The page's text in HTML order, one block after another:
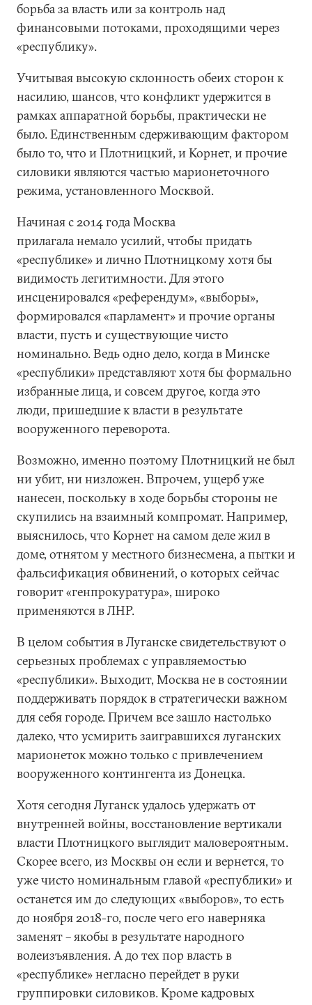
борьба за власть или за контроль над
финансовыми потоками, проходящими через
«республику».
Учитывая высокую склонность обеих сторон к
насилию, шансов, что конфликт удержится в
рамках аппаратной борьбы, практически не
было. Единственным сдерживающим фактором
было то, что и Плотницкий, и Корнет, и прочие
силовики являются частью марионеточного
режима, установленного Москвой.
Начиная с 2014 года Москва
прилагала немало усилий, чтобы придать
«республике» и лично Плотницкому хотя бы
видимость легитимности. Для этого
инсценировался «референдум», «выборы»,
формировался «парламент» и прочие органы
власти, пусть и существующие чисто
номинально. Ведь одно дело, когда в Минске
«республики» представляют хотя бы формально
избранные лица, и совсем другое, когда это
люди, пришедшие к власти в результате
вооруженного переворота.
Возможно, именно поэтому Плотницкий не был
ни убит, ни низложен. Впрочем, ущерб уже
нанесен, поскольку в ходе борьбы стороны не
скупились на взаимный компромат. Например,
выяснилось, что Корнет на самом деле жил в
доме, отнятом у местного бизнесмена, а пытки и
фальсификация обвинений, о которых сейчас
говорит «генпрокуратура», широко
применяются в ЛНР.
В целом события в Луганске свидетельствуют о
серьезных проблемах с управляемостью
«республики». Выходит, Москва не в состоянии
поддерживать порядок в стратегически важном
для себя городе. Причем все зашло настолько
далеко, что усмирить заигравшихся луганских
марионеток можно только с привлечением
вооруженного контингента из Донецка.
Хотя сегодня Луганск удалось удержать от
внутренней войны, восстановление вертикали
власти Плотницкого выглядит маловероятным.
Скорее всего, из Москвы он если и вернется, то
уже чисто номинальным главой «республики» и
останется им до следующих «выборов», то есть
до ноября 2018-го, после чего его наверняка
заменят – якобы в результате народного
волеизъявления. А до тех пор власть в
«республике» негласно перейдет в руки
группировки силовиков. Кроме кадровых